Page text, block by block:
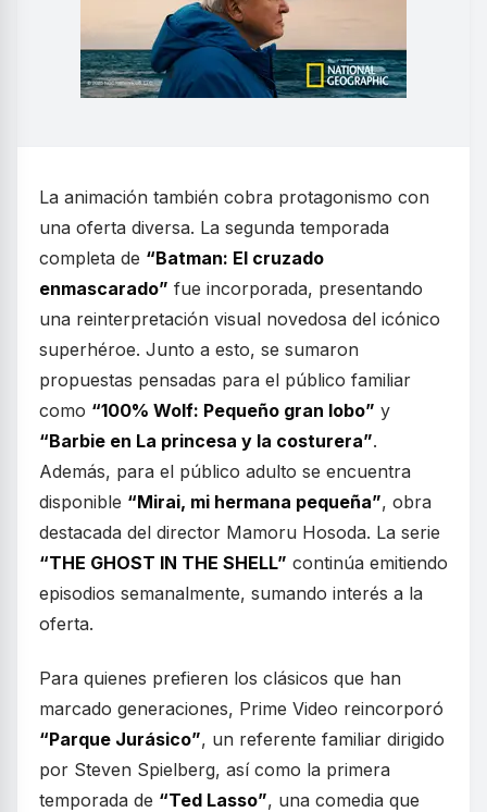
La animación también cobra protagonismo con
una oferta diversa. La segunda temporada
completa de “Batman: El cruzado
enmascarado” fue incorporada, presentando
una reinterpretación visual novedosa del icónico
superhéroe. Junto a esto, se sumaron
propuestas pensadas para el público familiar
como “100% Wolf: Pequeño gran lobo” y
“Barbie en La princesa y la costurera”.
Además, para el público adulto se encuentra
disponible “Mirai, mi hermana pequeña”, obra
destacada del director Mamoru Hosoda. La serie
“THE GHOST IN THE SHELL” continúa emitiendo
episodios semanalmente, sumando interés a la
oferta.
Para quienes prefieren los clásicos que han
marcado generaciones, Prime Video reincorporó
“Parque Jurásico”, un referente familiar dirigido
por Steven Spielberg, así como la primera
temporada de “Ted Lasso”, una comedia que